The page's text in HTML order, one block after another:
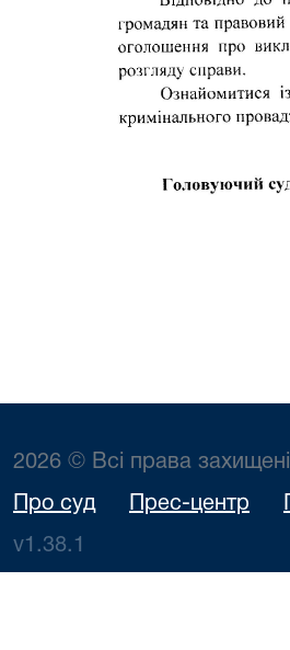
2026 © Всі права захищені
Про суд Прес-центр
v1.38.1